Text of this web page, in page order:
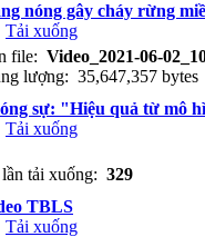
nóng gây cháy rừng
Tải xuống
file: Video_2021-06-
lượng: 35,647,357
sự: "Hiệu quả từ mô
Tải xuống
lần tải xuống: 329
TBLS
Tải xuống